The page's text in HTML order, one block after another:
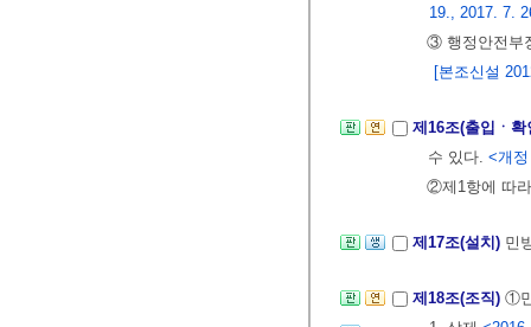
19., 2017. 7.
③ 행정안전부
[본조신설
제16조(출입ㆍ
수 있다. <개
②제1항에 따
제17조(설치) 민
제18조(조직) ①